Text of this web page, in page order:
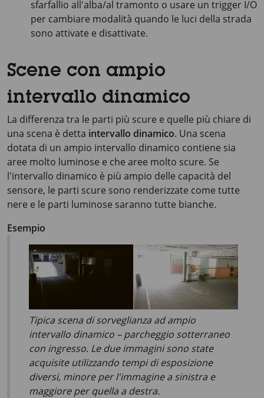
sfarfallio all'alba/al tramonto o usare un trigger I/O
per cambiare modalità quando le luci della strada
sono attivate e disattivate.
Scene con ampio
intervallo dinamico
La differenza tra le parti più scure e quelle più chiare di
una scena è detta intervallo dinamico. Una scena
dotata di un ampio intervallo dinamico contiene sia
aree molto luminose e che aree molto scure. Se
l'intervallo dinamico è più ampio delle capacità del
sensore, le parti scure sono renderizzate come tutte
nere e le parti luminose saranno tutte bianche.
Esempio
Tipica scena di sorveglianza ad ampio
intervallo dinamico – parcheggio sotterraneo
con ingresso. Le due immagini sono state
acquisite utilizzando tempi di esposizione
diversi, minore per l'immagine a sinistra e
maggiore per quella a destra.